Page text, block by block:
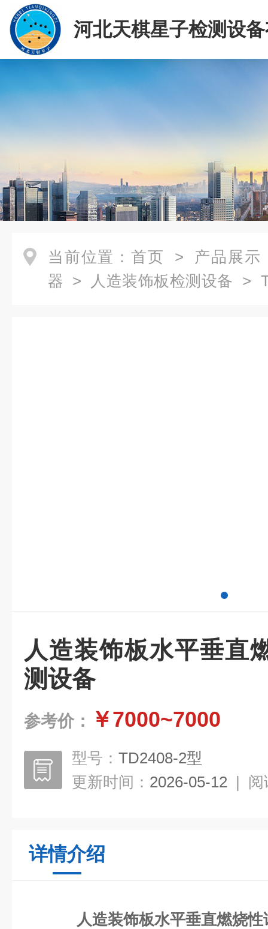
河北天棋星子检测设
司
当前位置： 首页 > 产品展示
器 > 人造装饰板检测设备 >
人造装饰板水平垂直
测设备
参考价： ￥7000~7000
型号： TD2408-2型
更新时间： 2026-05-12 | 阅
详情介绍
人造装饰板水平垂直燃烧